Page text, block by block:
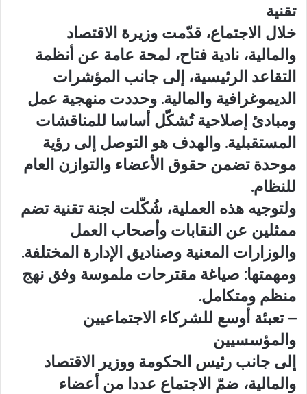
تقنية
خلال الاجتماع، قدّمت وزيرة الاقتصاد
والمالية، نادية فتاح، لمحة عامة عن أنظمة
التقاعد الرئيسية، إلى جانب المؤشرات
الديموغرافية والمالية. وحددت منهجية عمل
ومبادئ إصلاحية تُشكّل أساسا للمناقشات
المستقبلية. والهدف هو التوصل إلى رؤية
موحدة تضمن حقوق الأعضاء والتوازن العام
للنظام.
ولتوجيه هذه العملية، شُكّلت لجنة تقنية تضم
ممثلين عن النقابات وأصحاب العمل
والوزارات المعنية وصناديق الإدارة المختلفة.
ومهمتها: صياغة مقترحات ملموسة وفق نهج
منظم ومتكامل.
– تعبئة أوسع للشركاء الاجتماعيين
والمؤسسيين
إلى جانب رئيس الحكومة ووزير الاقتصاد
والمالية، ضمّ الاجتماع عددا من أعضاء